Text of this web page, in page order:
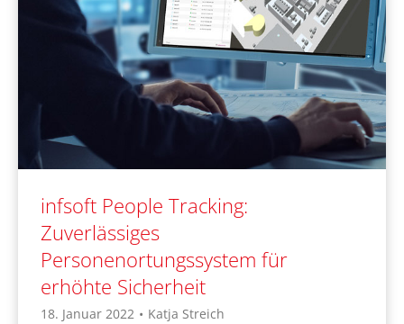
infsoft People Tracking:
Zuverlässiges
Personenortungssystem für
erhöhte Sicherheit
18. Januar 2022 • Katja Streich